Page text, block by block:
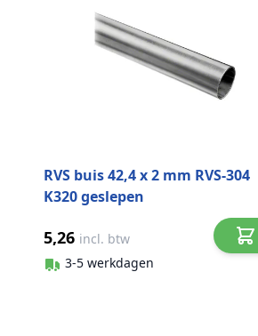
RVS buis 42,4 x 2 mm RVS-304
K320 geslepen
5,26 incl. btw
3-5 werkdagen